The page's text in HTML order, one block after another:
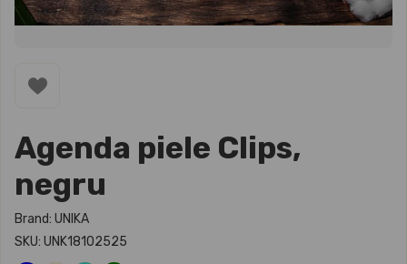
Agenda piele Clips,
negru
Brand: UNIKA
SKU: UNK18102525